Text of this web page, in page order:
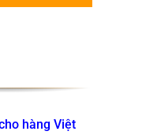
hàng Việt